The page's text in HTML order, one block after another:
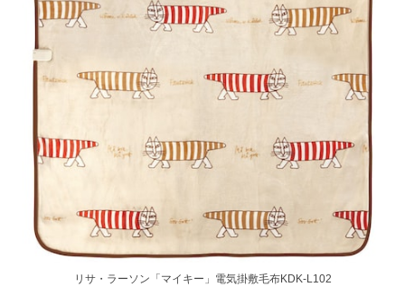
リサ・ラーソン「マイキー」電気掛敷毛布KDK-L102